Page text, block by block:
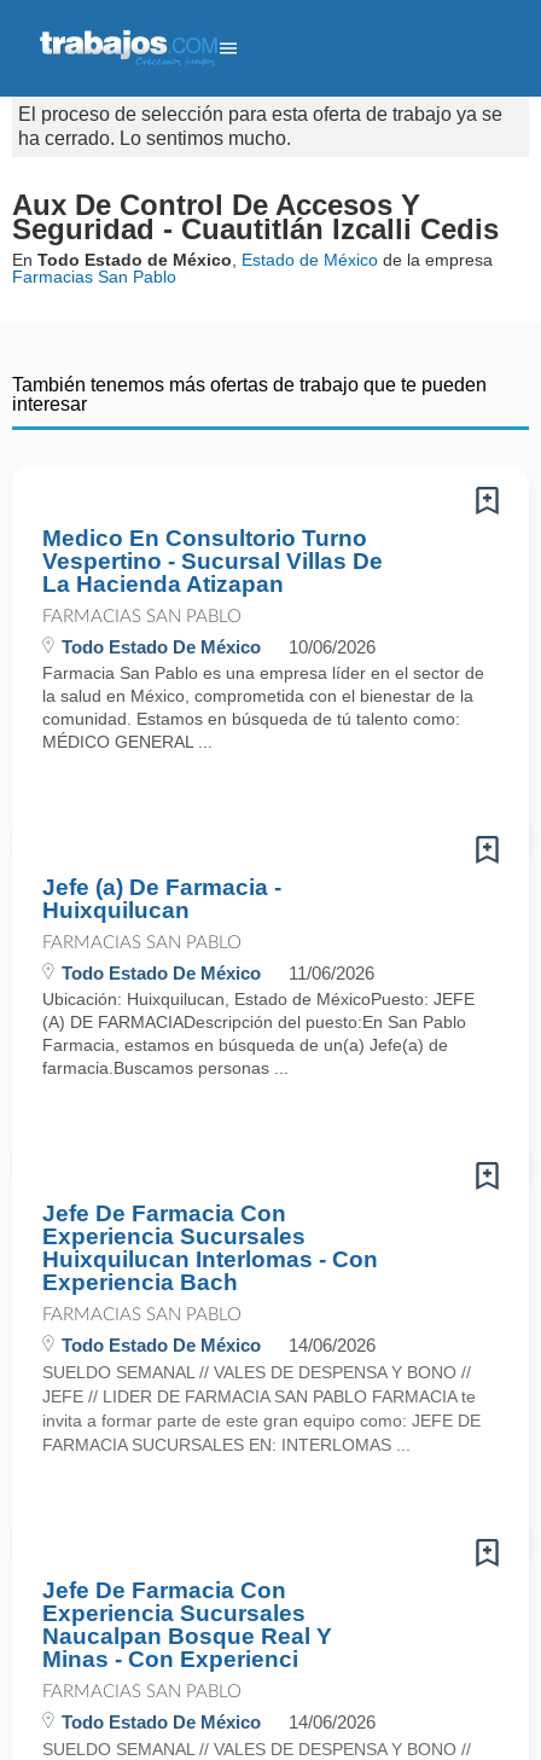
El proceso de selección para esta oferta de trabajo ya se
ha cerrado. Lo sentimos mucho.
Aux De Control De Accesos Y
Seguridad - Cuautitlán Izcalli Cedis
En Todo Estado de México Estado de México de la empresa
Farmacias San Pablo
También tenemos más ofertas de trabajo que te pueden
interesar
Medico En Consultorio Turno
Vespertino - Sucursal Villas De
La Hacienda Atizapan
FARMACIAS SAN PABLO
Todo Estado De México 10/06/2026
Farmacia San Pablo es una empresa líder en el sector de
la salud en México, comprometida con el bienestar de la
comunidad. Estamos en búsqueda de tú talento como:
MÉDICO GENERAL ...
Jefe (a) De Farmacia -
Huixquilucan
FARMACIAS SAN PABLO
Todo Estado De México 11/06/2026
Ubicación: Huixquilucan, Estado de MéxicoPuesto: JEFE
(A) DE FARMACIADescripción del puesto:En San Pablo
Farmacia, estamos en búsqueda de un(a) Jefe(a) de
farmacia.Buscamos personas ...
Jefe De Farmacia Con
Experiencia Sucursales
Huixquilucan Interlomas - Con
Experiencia Bach
FARMACIAS SAN PABLO
Todo Estado De México 14/06/2026
SUELDO SEMANAL // VALES DE DESPENSA Y BONO //
JEFE // LIDER DE FARMACIA SAN PABLO FARMACIA te
invita a formar parte de este gran equipo como: JEFE DE
FARMACIA SUCURSALES EN: INTERLOMAS ...
Jefe De Farmacia Con
Experiencia Sucursales
Naucalpan Bosque Real Y
Minas - Con Experienci
FARMACIAS SAN PABLO
Todo Estado De México 14/06/2026
SUELDO SEMANAL // VALES DE DESPENSA Y BONO //